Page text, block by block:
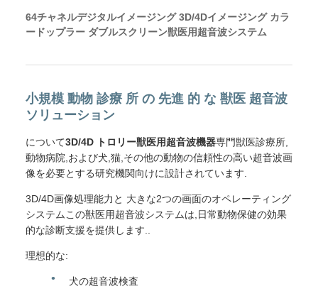
64チャネルデジタルイメージング 3D/4Dイメージング カラ
ードップラー ダブルスクリーン獣医用超音波システム
小規模 動物 診療 所 の 先進 的 な 獣医 超音波
ソリューション
について3D/4D トロリー獣医用超音波機器専門獣医診療所,
動物病院,および犬,猫,その他の動物の信頼性の高い超音波画
像を必要とする研究機関向けに設計されています.
3D/4D画像処理能力と 大きな2つの画面のオペレーティング
システムこの獣医用超音波システムは,日常動物保健の効果
的な診断支援を提供します..
理想的な:
犬の超音波検査